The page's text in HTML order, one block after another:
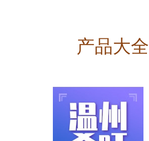
产品大全